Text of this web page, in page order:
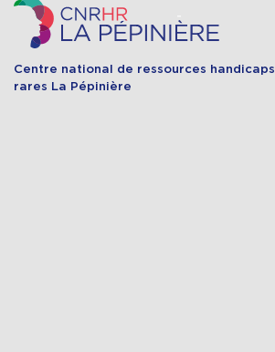
Centre national de ressources handicaps
rares La Pépinière